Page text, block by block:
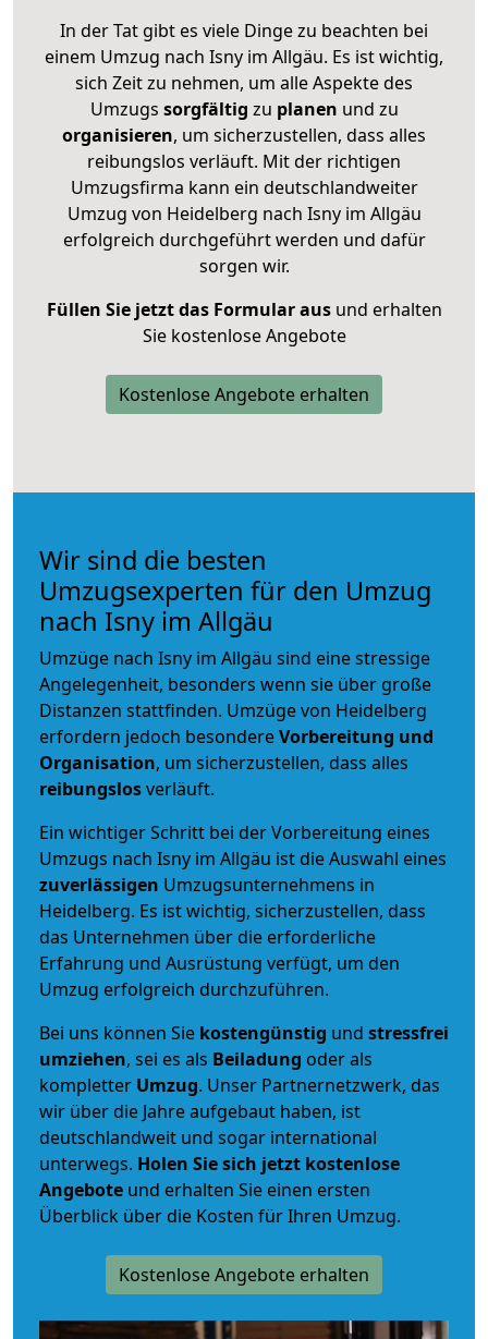
In der Tat gibt es viele Dinge zu beachten bei
einem Umzug nach Isny im Allgäu. Es ist wichtig,
sich Zeit zu nehmen, um alle Aspekte des
Umzugs sorgfältig zu planen und zu
organisieren, um sicherzustellen, dass alles
reibungslos verläuft. Mit der richtigen
Umzugsfirma kann ein deutschlandweiter
Umzug von Heidelberg nach Isny im Allgäu
erfolgreich durchgeführt werden und dafür
sorgen wir.
Füllen Sie jetzt das Formular ausund erhalten
Sie kostenlose Angebote
Kostenlose Angebote erhalten
Wir sind die besten
Umzugsexperten für den Umzug
nach Isny im Allgäu
Umzüge nach Isny im Allgäu sind eine stressige
Angelegenheit, besonders wenn sie über große
Distanzen stattfinden. Umzüge von Heidelberg
erfordern jedoch besondereVorbereitung und
Organisation, um sicherzustellen, dass alles
reibungslosverläuft.
Ein wichtiger Schritt bei der Vorbereitung eines
Umzugs nach Isny im Allgäu ist die Auswahl eines
zuverlässigen Umzugsunternehmens in
Heidelberg. Es ist wichtig, sicherzustellen, dass
das Unternehmen über die erforderliche
Erfahrung und Ausrüstung verfügt, um den
Umzug erfolgreich durchzuführen.
Bei uns können Sie kostengünstig und stressfrei
umziehen, sei es als Beiladung oder als
kompletter Umzug. Unser Partnernetzwerk, das
wir über die Jahre aufgebaut haben, ist
deutschlandweit und sogar international
unterwegs. Holen Sie sich jetzt kostenlose
Angebote und erhalten Sie einen ersten
Überblick über die Kosten für Ihren Umzug.
Kostenlose Angebote erhalten